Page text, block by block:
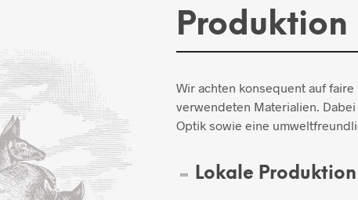
Produktion
Wir achten konsequent auf
verwendeten Materialien.
Optik sowie eine
Lokale Produktion